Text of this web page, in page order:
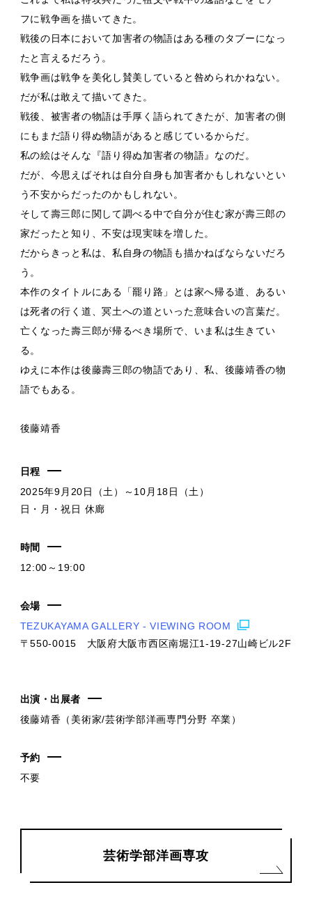
フに戦争画を描いてきた。
戦後の日本において加害者の物語はある種のタブーになっ
たと言えるだろう。
戦争画は戦争を美化し賛美していると咎められかねない。
だが私は敢えて描いてきた。
戦後、被害者の物語は手厚く語られてきたが、加害者の側
にもまだ語り得ぬ物語があると感じているからだ。
私の絵はそんな『語り得ぬ加害者の物語』なのだ。
だが、今思えばそれは自分自身も加害者かもしれないとい
う不安からだったのかもしれない。
そして壽三郎に関して調べる中で自分が住む家が壽三郎の
家だったと知り、不安は現実味を増した。
だからきっと私は、私自身の物語も描かねばならないだろ
う。
本作のタイトルにある「罷り路」とは家へ帰る道、あるい
は死者の行く道、冥土への道といった意味合いの言葉だ。
亡くなった壽三郎が帰るべき場所で、いま私は生きてい
る。
ゆえに本作は後藤壽三郎の物語であり、私、後藤靖香の物
語でもある。
後藤靖香
日程
2025年9月20日（土）～10月18日（土）
日・月・祝日 休廊
時間
12:00～19:00
会場
TEZUKAYAMA GALLERY - VIEWING ROOM
〒550-0015 大阪府大阪市西区南堀江1-19-27山崎ビル2F
出演・出展者
後藤靖香（美術家/芸術学部洋画専門分野 卒業）
予約
不要
芸術学部洋画専攻